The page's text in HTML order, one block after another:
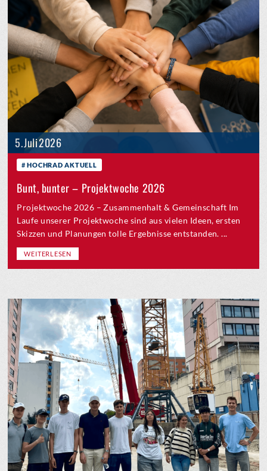
5. Juli 2026
HOCHRAD AKTUELL
Bunt, bunter – Projektwoche 2026
Projektwoche 2026 – Zusammenhalt & Gemeinschaft Im
Laufe unserer Projektwoche sind aus vielen Ideen, ersten
Skizzen und Planungen tolle Ergebnisse entstanden. ...
WEITERLESEN